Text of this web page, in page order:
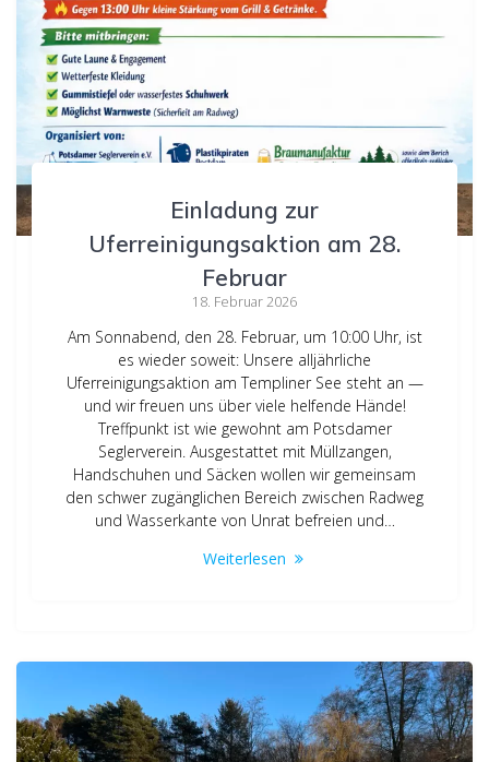
Einladung zur
Uferreinigungsaktion am 28.
Februar
18. Februar 2026
Am Sonnabend, den 28. Februar, um 10:00 Uhr, ist
es wieder soweit: Unsere alljährliche
Uferreinigungsaktion am Templiner See steht an —
und wir freuen uns über viele helfende Hände!
Treffpunkt ist wie gewohnt am Potsdamer
Seglerverein. Ausgestattet mit Müllzangen,
Handschuhen und Säcken wollen wir gemeinsam
den schwer zugänglichen Bereich zwischen Radweg
und Wasserkante von Unrat befreien und…
Weiterlesen